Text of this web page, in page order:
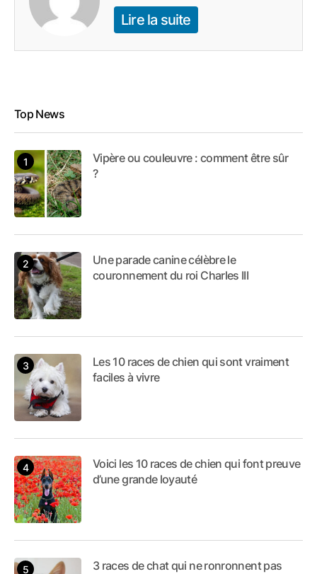
Lire la suite
Top News
Vipère ou couleuvre : comment être sûr
?
Une parade canine célèbre le
couronnement du roi Charles III
Les 10 races de chien qui sont vraiment
faciles à vivre
Voici les 10 races de chien qui font preuve
d’une grande loyauté
3 races de chat qui ne ronronnent pas